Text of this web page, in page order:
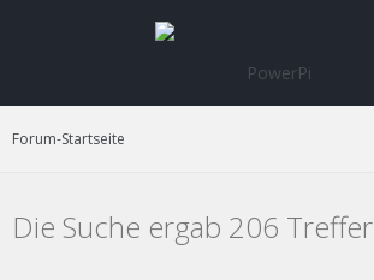
Forum-Startseite
Die Suche ergab 206 Treffer